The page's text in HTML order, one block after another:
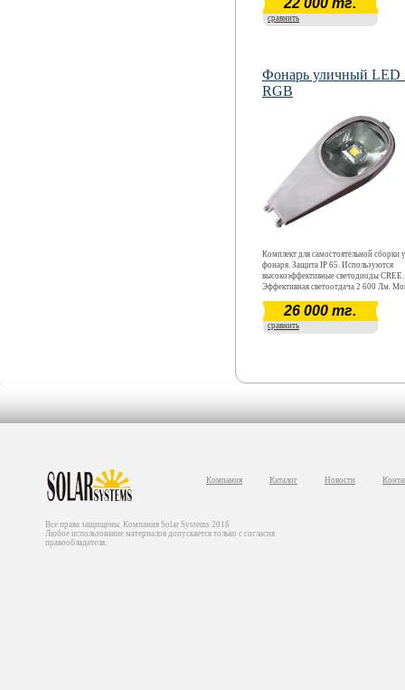
22 000 тг.
сравнить
Фонарь уличный LED
RGB
Комплект для самостоятельной сборки
фонаря. Защита IP 65. Используются
высокоэффективные светодиоды CREE.
Эффективная светоотдача 2 600 Лм.
срок - 5 лет.26 000 тг.
сравнить
Компания Каталог Новости
Все права защищены. Компания Solar Systems 2016
Любое использование материалов допускается только с согласия
правообладателя.